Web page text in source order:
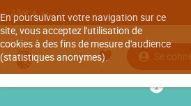
En poursuivant votre navigation sur ce
site, vous acceptez l'utilisation de
cookies à des fins de mesure d'audience
(statistiques anonymes).
Aller à
Se